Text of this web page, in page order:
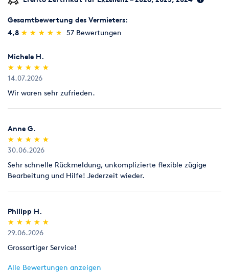
Gesamtbewertung des Vermieters:
4,8 (*)
★
★
(*) ★
★
(*) ★
★
(*) ★
★
(*) ★
★ 57 Bewertungen
Michele H.
(*)
★
★
(*) ★
★
(*) ★
★
(*) ★
★
(*) ★
★
14.07.2026
Wir waren sehr zufrieden.
Anne G.
(*)
★
★
(*) ★
★
(*) ★
★
(*) ★
★
(*) ★
★
30.06.2026
Sehr schnelle Rückmeldung, unkomplizierte flexible zügige
Bearbeitung und Hilfe! Jederzeit wieder.
Philipp H.
(*)
★
★
(*) ★
★
(*) ★
★
(*) ★
★
(*) ★
★
29.06.2026
Grossartiger Service!
Alle Bewertungen anzeigen